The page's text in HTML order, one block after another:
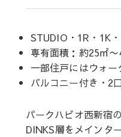
STUDIO・1R・1K
専有面積：約25㎡
一部住戸にはウォ
バルコニー付き・2
パークハビオ西新宿
DINKS層をメインタ